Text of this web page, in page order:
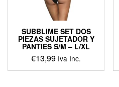
SUBBLIME SET DOS
PIEZAS SUJETADOR Y
PANTIES S/M – L/XL
€13,99 Iva Inc.
This